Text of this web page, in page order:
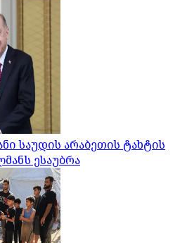
საუდის არაბეთის ტახტის
ესაუბრა